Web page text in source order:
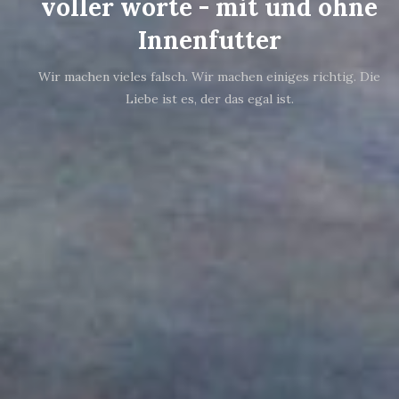
voller worte - mit und ohne
Innenfutter
Wir machen vieles falsch. Wir machen einiges richtig. Die
Liebe ist es, der das egal ist.